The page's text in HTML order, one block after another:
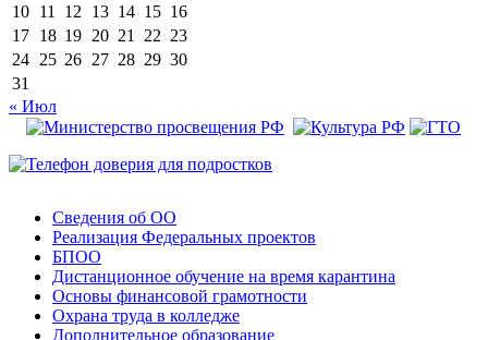
10 11 12 13 14 15 16
17 18 19 20 21 22 23
24 25 26 27 28 29 30
31
« Июл
Сведения об ОО
Реализация Федеральных проектов
БПОО
Дистанционное обучение на время карантина
Основы финансовой грамотности
Охрана труда в колледже
Дополнительное образование